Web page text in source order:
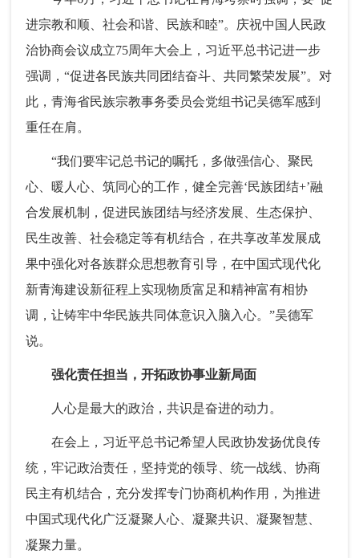
进宗教和顺、社会和谐、民族和睦”。庆祝中国人民政
治协商会议成立75周年大会上，习近平总书记进一步
强调，“促进各民族共同团结奋斗、共同繁荣发展”。对
此，青海省民族宗教事务委员会党组书记吴德军感到
重任在肩。
“我们要牢记总书记的嘱托，多做强信心、聚民
心、暖人心、筑同心的工作，健全完善‘民族团结+’融
合发展机制，促进民族团结与经济发展、生态保护、
民生改善、社会稳定等有机结合，在共享改革发展成
果中强化对各族群众思想教育引导，在中国式现代化
新青海建设新征程上实现物质富足和精神富有相协
调，让铸牢中华民族共同体意识入脑入心。”吴德军
说。
强化责任担当，开拓政协事业新局面
人心是最大的政治，共识是奋进的动力。
在会上，习近平总书记希望人民政协发扬优良传
统，牢记政治责任，坚持党的领导、统一战线、协商
民主有机结合，充分发挥专门协商机构作用，为推进
中国式现代化广泛凝聚人心、凝聚共识、凝聚智慧、
凝聚力量。